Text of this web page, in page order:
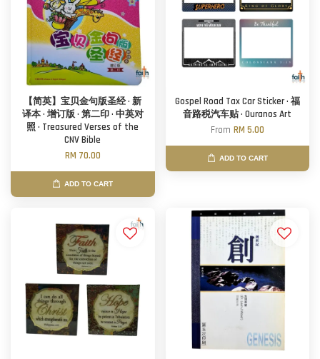
【简英】宝贝金句版圣经 · 新
译本 · 增订版 · 第二印 · 中英对
照 · Treasured Verses of the
CNV Bible
RM 70.00
ADD TO CART
Gospel Road Tax Car Sticker · 福
音路税汽车贴 · Ouranos Art
From RM 5.00
ADD TO CART